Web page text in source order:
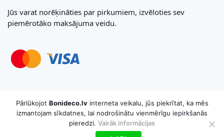
Jūs varat norēķināties par pirkumiem, izvēloties sev
piemērotāko maksājuma veidu.
Pārlūkojot Bonideco.lvinterneta veikalu, jūs piekrītat, ka mēs
izmantojam sīkdatnes, lai nodrošinātu vienmērīgu iepirkšanās
pieredzi. Vairāk informācijas